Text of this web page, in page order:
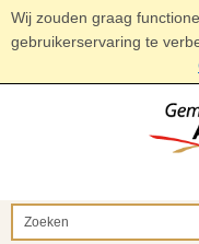
Wij zouden graag
gebruikerservaring te